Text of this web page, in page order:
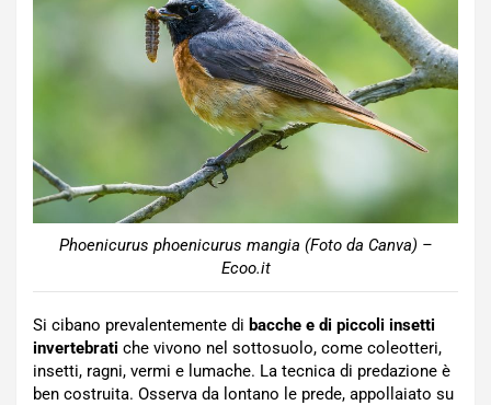
Phoenicurus phoenicurus mangia (Foto da Canva) –
Ecoo.it
Si cibano prevalentemente di bacche e di piccoli insetti
invertebrati che vivono nel sottosuolo, come coleotteri,
insetti, ragni, vermi e lumache. La tecnica di predazione è
ben costruita. Osserva da lontano le prede, appollaiato su